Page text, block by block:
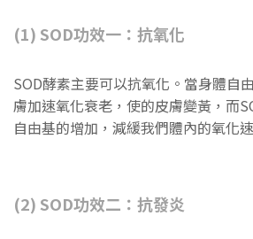
(1) SOD功效一：抗氧化
SOD酵素主要可以抗氧化。當身體自
膚加速氧化衰老，使的皮膚變黃，而
自由基的增加，減緩我們體內的氧化速
(2) SOD功效二：抗發炎